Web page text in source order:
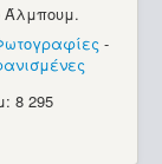
Άλμπουμ.
-
8 295